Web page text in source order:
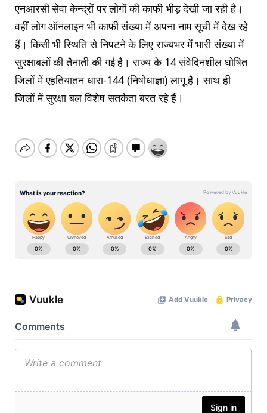
एनआरसी सेवा केन्द्रों पर लोगों की काफी भीड़ देखी जा रही है।
वहीं लोग ऑनलाइन भी काफी संख्या में अपना नाम सूची में देख रहे
हैं। किसी भी स्थिति से निपटने के लिए राज्यभर में भारी संख्या में
सुरक्षाबलों की तैनाती की गई है। राज्य के 14 संवेदिनशील घोषित
जिलों में एहतियातन धारा-144 (निषोधाज्ञा) लागू है। साथ ही
जिलों में सुरक्षा बल विशेष सतर्कता बरत रहे हैं।